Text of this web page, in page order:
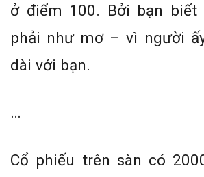
ở điểm 100. Bởi bạn biết
phải như mơ – vì người
dài với bạn.
…
Cổ phiếu trên sàn có